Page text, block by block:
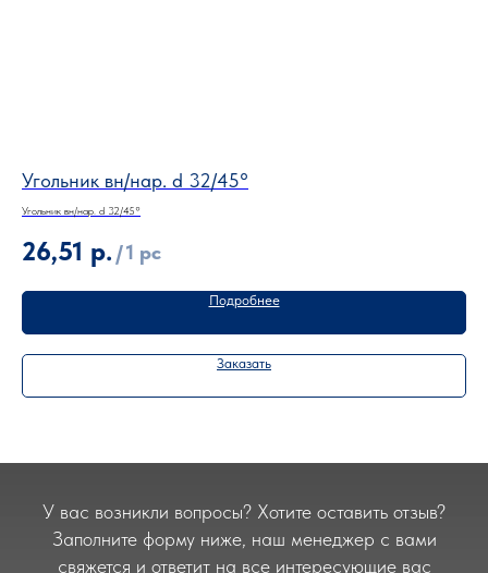
Угольник вн/нар. d 32/45°
Угольник вн/нар. d 32/45°
26,51 р. /1 pc
Подробнее
Заказать
У вас возникли вопросы? Хотите оставить отзыв?
Заполните форму ниже, наш менеджер с вами
свяжется и ответит на все интересующие вас